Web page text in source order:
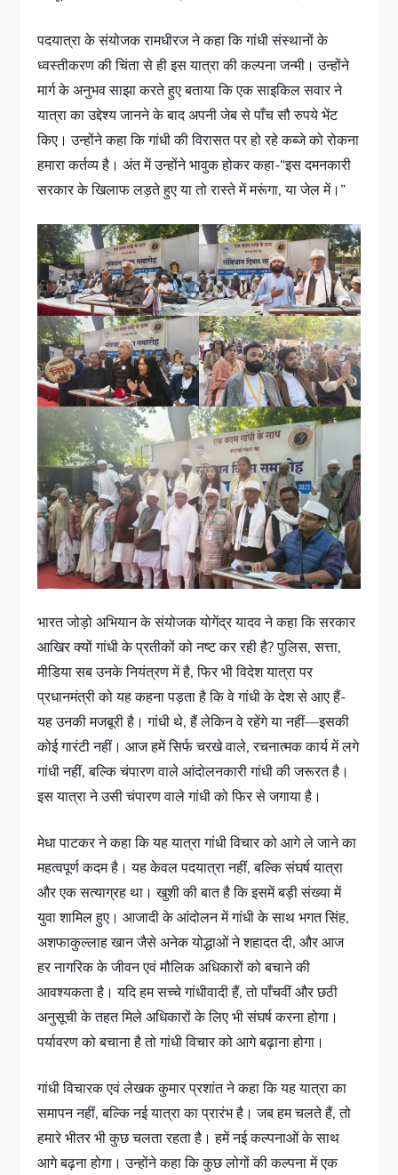
पदयात्रा के संयोजक रामधीरज ने कहा कि गांधी संस्थानों के
ध्वस्तीकरण की चिंता से ही इस यात्रा की कल्पना जन्मी। उन्होंने
मार्ग के अनुभव साझा करते हुए बताया कि एक साइकिल सवार ने
यात्रा का उद्देश्य जानने के बाद अपनी जेब से पाँच सौ रुपये भेंट
किए। उन्होंने कहा कि गांधी की विरासत पर हो रहे कब्जे को रोकना
हमारा कर्तव्य है। अंत में उन्होंने भावुक होकर कहा-“इस दमनकारी
सरकार के खिलाफ लड़ते हुए या तो रास्ते में मरूंगा, या जेल में।”
भारत जोड़ो अभियान के संयोजक योगेंद्र यादव ने कहा कि सरकार
आखिर क्यों गांधी के प्रतीकों को नष्ट कर रही है? पुलिस, सत्ता,
मीडिया सब उनके नियंत्रण में है, फिर भी विदेश यात्रा पर
प्रधानमंत्री को यह कहना पड़ता है कि वे गांधी के देश से आए हैं-
यह उनकी मजबूरी है। गांधी थे, हैं लेकिन वे रहेंगे या नहीं—इसकी
कोई गारंटी नहीं। आज हमें सिर्फ चरखे वाले, रचनात्मक कार्य में लगे
गांधी नहीं, बल्कि चंपारण वाले आंदोलनकारी गांधी की जरूरत है।
इस यात्रा ने उसी चंपारण वाले गांधी को फिर से जगाया है।
मेधा पाटकर ने कहा कि यह यात्रा गांधी विचार को आगे ले जाने का
महत्वपूर्ण कदम है। यह केवल पदयात्रा नहीं, बल्कि संघर्ष यात्रा
और एक सत्याग्रह था। खुशी की बात है कि इसमें बड़ी संख्या में
युवा शामिल हुए। आजादी के आंदोलन में गांधी के साथ भगत सिंह,
अशफाकुल्लाह खान जैसे अनेक योद्धाओं ने शहादत दी, और आज
हर नागरिक के जीवन एवं मौलिक अधिकारों को बचाने की
आवश्यकता है। यदि हम सच्चे गांधीवादी हैं, तो पाँचवीं और छठी
अनुसूची के तहत मिले अधिकारों के लिए भी संघर्ष करना होगा।
पर्यावरण को बचाना है तो गांधी विचार को आगे बढ़ाना होगा।
गांधी विचारक एवं लेखक कुमार प्रशांत ने कहा कि यह यात्रा का
समापन नहीं, बल्कि नई यात्रा का प्रारंभ है। जब हम चलते हैं, तो
हमारे भीतर भी कुछ चलता रहता है। हमें नई कल्पनाओं के साथ
आगे बढ़ना होगा। उन्होंने कहा कि कुछ लोगों की कल्पना में एक